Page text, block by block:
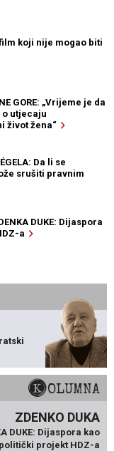
koji nije mogao biti
GORE: „Vrijeme je da
utjecaju
život žena“
Da li se
srušiti pravnim
DUKE: Dijaspora
a
KOLUMNA
ZDENKO DUKA
DUKE: Dijaspora kao
politički projekt HDZ-a